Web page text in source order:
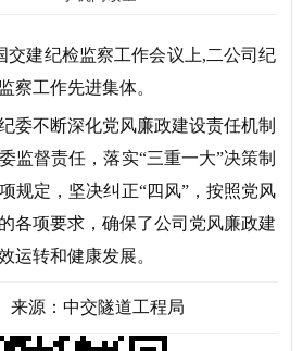
建纪检监察工作会议上,二公司纪
察工作先进集体。
不断深化党风廉政建设责任机制
监督责任，落实“三重一大”决策制
规定，坚决纠正“四风”，按照党风
各项要求，确保了公司党风廉政建
运转和健康发展。
源：中交隧道工程局